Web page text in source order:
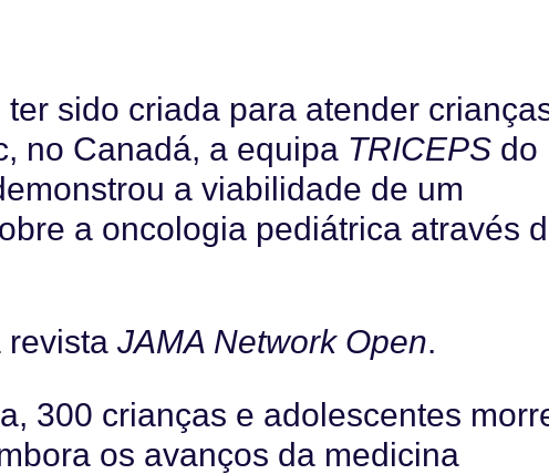
sido criada para atender
no Canadá, a equipa TRICEPS do
a viabilidade de um
a oncologia pediátrica através
revistaJAMA Network Open.
300 crianças e adolescentes
os avanços da medicina